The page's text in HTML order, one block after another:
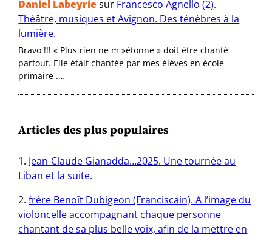
Daniel Labeyriesur Francesco Agnello (2).
Théâtre, musiques et Avignon. Des ténèbres à la
lumière.
Bravo !!! « Plus rien ne m »étonne » doit être chanté
partout. Elle était chantée par mes élèves en école
primaire .…
Articles des plus populaires
Jean-Claude Gianadda…2025. Une tournée au
Liban et la suite.
frère Benoît Dubigeon (Franciscain). A l’image du
violoncelle accompagnant chaque personne
chantant de sa plus belle voix, afin de la mettre en